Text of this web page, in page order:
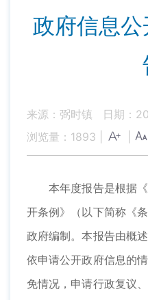
政府信息
来源：弼时镇
日期：
浏览量： 1893
本年度报告是根据《
开条例》（以下简称《
政府编制。本报告由概
依申请公开政府信息的
免情况，申请行政复议